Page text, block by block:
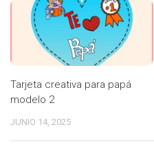
Tarjeta creativa para papá
modelo 2
JUNIO 14, 2025